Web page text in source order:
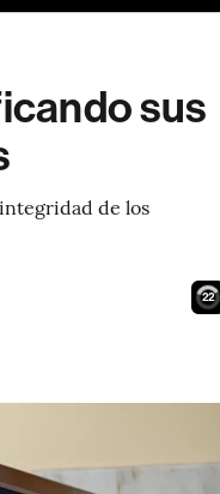
sus
de los
21